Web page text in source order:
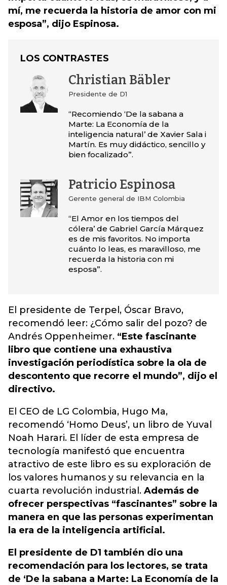
mí, me recuerda la historia de amor con mi
esposa”, dijo Espinosa.
LOS CONTRASTES
Christian Bäbler
Presidente de D1
“Recomiendo ‘De la sabana a
Marte: La Economía de la
inteligencia natural’ de Xavier Sala i
Martín. Es muy didáctico, sencillo y
bien focalizado”.
Patricio Espinosa
Gerente general de IBM Colombia
“El Amor en los tiempos del
cólera’ de Gabriel García Márquez
es de mis favoritos. No importa
cuánto lo leas, es maravilloso, me
recuerda la historia con mi
esposa”.
El presidente de Terpel, Óscar Bravo,
recomendó leer: ¿Cómo salir del pozo? de
Andrés Oppenheimer. “Este fascinante
libro que contiene una exhaustiva
investigación periodística sobre la ola de
descontento que recorre el mundo”, dijo el
directivo.
El CEO de LG Colombia, Hugo Ma,
recomendó ‘Homo Deus’, un libro de Yuval
Noah Harari. El líder de esta empresa de
tecnología manifestó que encuentra
atractivo de este libro es su exploración de
los valores humanos y su relevancia en la
cuarta revolución industrial. Además de
ofrecer perspectivas “fascinantes” sobre la
manera en que las personas experimentan
la era de la inteligencia artificial.
El presidente de D1 también dio una
recomendación para los lectores, se trata
de ‘De la sabana a Marte: La Economía de la